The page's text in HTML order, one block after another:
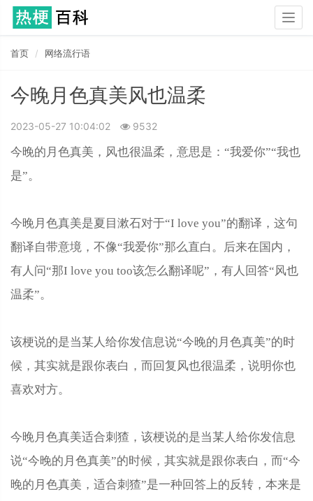
首页 网络流行语
今晚月色真美风也温柔
2023-05-27 10:04:02 9532
今晚的月色真美，风也很温柔，意思是：“我爱你”“我也
是”。
今晚月色真美是夏目漱石对于“I love you”的翻译，这句
翻译自带意境，不像“我爱你”那么直白。后来在国内，
有人问“那I love you too该怎么翻译呢”，有人回答“风也
温柔”。
该梗说的是当某人给你发信息说“今晚的月色真美”的时
候，其实就是跟你表白，而回复风也很温柔，说明你也
喜欢对方。
今晚月色真美适合刺猹，该梗说的是当某人给你发信息
说“今晚的月色真美”的时候，其实就是跟你表白，而“今
晚的月色真美，适合刺猹”是一种回答上的反转，本来是